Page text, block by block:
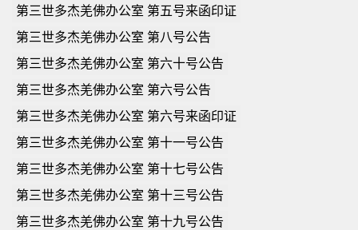
第三世多杰羌佛办公室 第五号来函印证
第三世多杰羌佛办公室 第八号公告
第三世多杰羌佛办公室 第六十号公告
第三世多杰羌佛办公室 第六号公告
第三世多杰羌佛办公室 第六号来函印证
第三世多杰羌佛办公室 第十一号公告
第三世多杰羌佛办公室 第十七号公告
第三世多杰羌佛办公室 第十三号公告
第三世多杰羌佛办公室 第十九号公告